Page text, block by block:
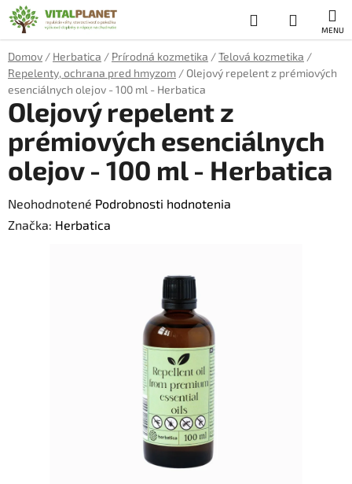
Prejsť
na
obsah
Hľadať
KOŠÍK
Domov / Herbatica / Prírodná kozmetika /Telová kozmetika /
Repelenty, ochrana pred hmyzom / Olejový repelent z prémiových
esenciálnych olejov - 100 ml - Herbatica
Olejový repelent z
prémiových esenciálnych
olejov - 100 ml - Herbatica
Priemerné
hodnotenie
Neohodnotené Podrobnosti hodnotenia
Značka: Herbatica